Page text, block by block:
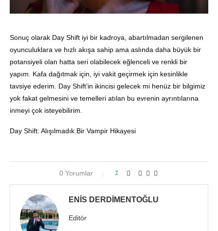
Sonuç olarak Day Shift iyi bir kadroya, abartılmadan sergilenen
oyunculuklara ve hızlı akışa sahip ama aslında daha büyük bir
potansiyeli olan hatta seri olabilecek eğlenceli ve renkli bir
yapım. Kafa dağıtmak için, iyi vakit geçirmek için kesinlikle
tavsiye ederim. Day Shift’in ikincisi gelecek mi henüz bir bilgimiz
yok fakat gelmesini ve temelleri atılan bu evrenin ayrıntılarına
inmeyi çok isteyebilirim.
Day Shift: Alışılmadık Bir Vampir Hikayesi
0 Yorumlar 1
ENIS DERDIMENTOĞLU
Editör